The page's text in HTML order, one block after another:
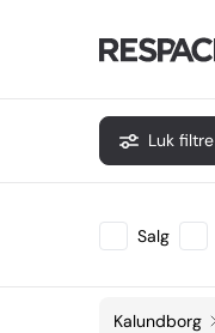
Luk filtre
Salg
Kalundborg